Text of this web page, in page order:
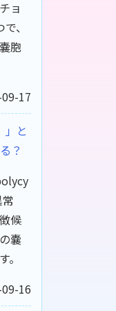
ョ
、
胞
17
」と
？
候
嚢
16